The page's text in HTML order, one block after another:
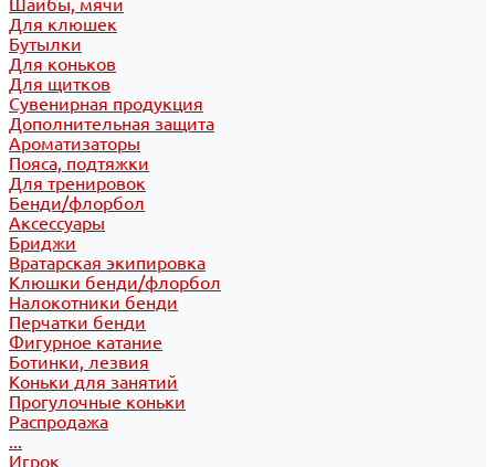
Шайбы, мячи
Для клюшек
Бутылки
Для коньков
Для щитков
Сувенирная продукция
Дополнительная защита
Ароматизаторы
Пояса, подтяжки
Для тренировок
Бенди/флорбол
Аксессуары
Бриджи
Вратарская экипировка
Клюшки бенди/флорбол
Налокотники бенди
Перчатки бенди
Фигурное катание
Ботинки, лезвия
Коньки для занятий
Прогулочные коньки
Распродажа
...
Игрок